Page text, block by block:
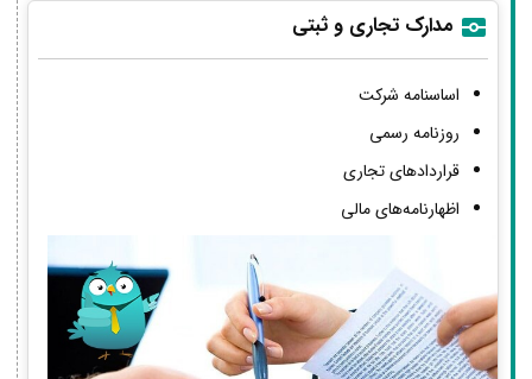
مدارک تجاری و ثبتی
اساسنامه شرکت
روزنامه رسمی
قراردادهای تجاری
اظهارنامه‌های مالی